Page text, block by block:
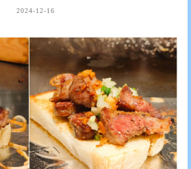
2024-12-16